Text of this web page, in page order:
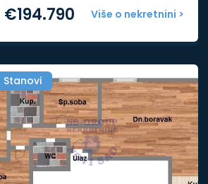
Više o nekretnini >
€194.790
Stanovi